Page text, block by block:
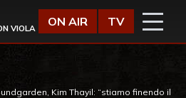
VIOLA
ON AIR TV
Kim Thayil: “stiamo finendo il